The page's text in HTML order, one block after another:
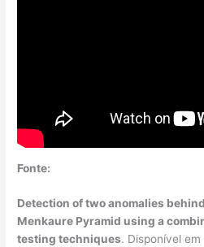
Fonte:
Detection of two anomalies
Menkaure Pyramid using a
testing techniques. Disponível em